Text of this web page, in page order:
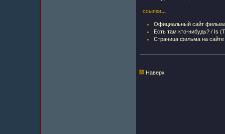
ссылки...
Официальный сайт
Есть там кто-нибудь? / Is
Страница фильма на сайте
Наверх